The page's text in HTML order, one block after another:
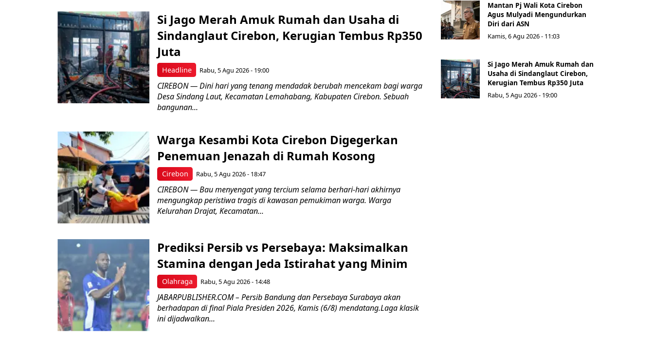
Headline
Si Jago Merah Amuk Rumah dan Usaha di
Sindanglaut Cirebon, Kerugian Tembus Rp350
Juta
Rabu, 5 Agu 2026 - 19:00
CIREBON — Dini hari yang tenang mendadak berubah mencekam bagi warga
Desa Sindang Laut, Kecamatan Lemahabang, Kabupaten Cirebon. Sebuah
bangunan...
Cirebon
Warga Kesambi Kota Cirebon Digegerkan
Penemuan Jenazah di Rumah Kosong
Rabu, 5 Agu 2026 - 18:47
CIREBON — Bau menyengat yang tercium selama berhari-hari akhirnya
mengungkap peristiwa tragis di kawasan pemukiman warga. Warga
Kelurahan Drajat, Kecamatan...
Olahraga
Prediksi Persib vs Persebaya: Maksimalkan
Stamina dengan Jeda Istirahat yang Minim
Rabu, 5 Agu 2026 - 14:48
JABARPUBLISHER.COM – Persib Bandung dan Persebaya Surabaya akan
berhadapan di final Piala Presiden 2026, Kamis (6/8) mendatang.Laga klasik
ini dijadwalkan...
Mantan Pj Wali Kota Cirebon
Agus Mulyadi Mengundurkan
Diri dari ASN
Kamis, 6 Agu 2026 - 11:03
Si Jago Merah Amuk Rumah dan
Usaha di Sindanglaut Cirebon,
Kerugian Tembus Rp350 Juta
Rabu, 5 Agu 2026 - 19:00